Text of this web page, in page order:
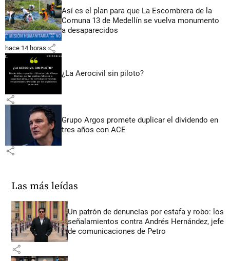
Así es el plan para que La Escombrera de la
Comuna 13 de Medellín se vuelva monumento
a desaparecidos
hace 14 horas share
¿La Aerocivil sin piloto?
share
Grupo Argos promete duplicar el dividendo en
tres años con ACE
share
Las más leídas
Un patrón de denuncias por estafa y robo: los
señalamientos contra Andrés Hernández, jefe
de comunicaciones de Petro
share